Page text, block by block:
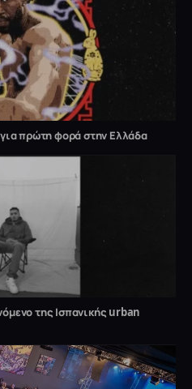
πρώτη φορά στην Ελλάδα
της Ισπανικής urban